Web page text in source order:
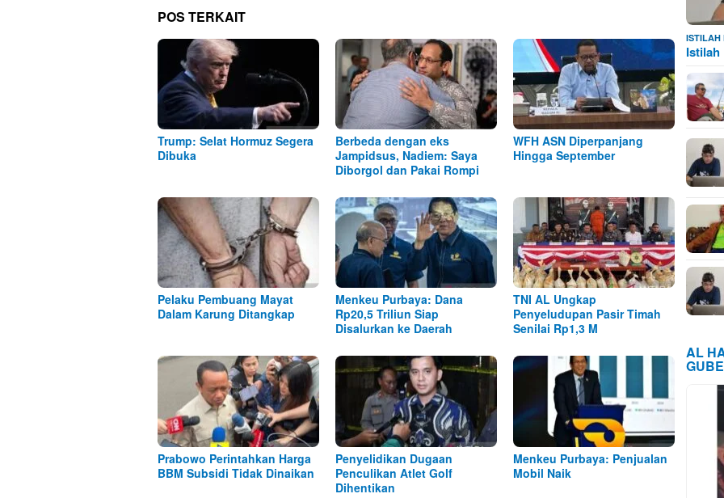
POS TERKAIT
Trump: Selat Hormuz Segera
Dibuka
Berbeda dengan eks
Jampidsus, Nadiem: Saya
Diborgol dan Pakai Rompi
WFH ASN Diperpanjang
Hingga September
Pelaku Pembuang Mayat
Dalam Karung Ditangkap
Menkeu Purbaya: Dana
Rp20,5 Triliun Siap
Disalurkan ke Daerah
TNI AL Ungkap
Penyeludupan Pasir Timah
Senilai Rp1,3 M
Prabowo Perintahkan Harga
BBM Subsidi Tidak Dinaikan
Penyelidikan Dugaan
Penculikan Atlet Golf
Dihentikan
Menkeu Purbaya: Penjualan
Mobil Naik
ISTILAH
Istilah
AL